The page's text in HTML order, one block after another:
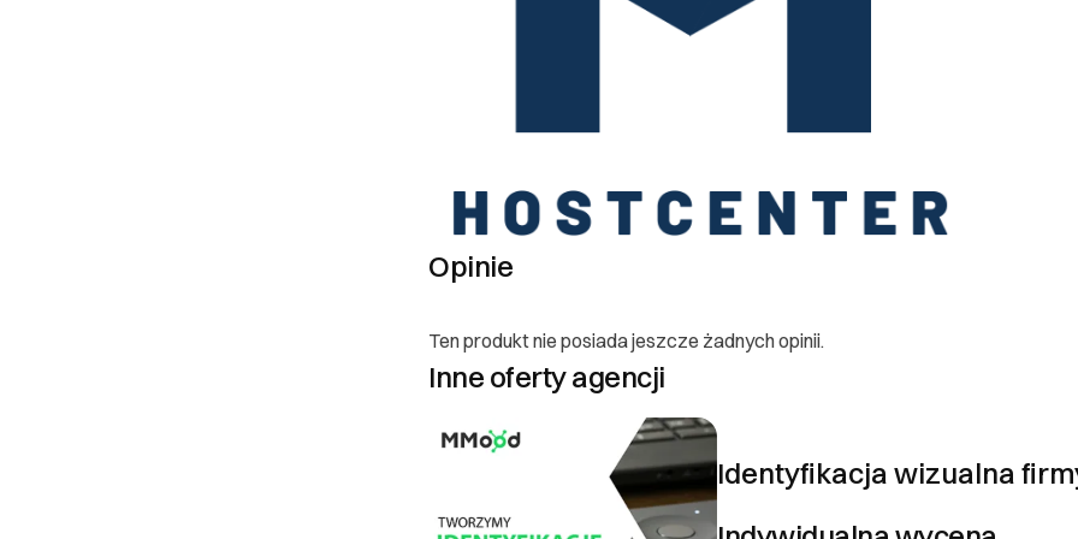
jednak, rozumiemy, że czasem może dojść do sytuacji, w której konieczne będzie
wpłacone środki zostaną zwrócone w ciągu 14 dni od daty potwierdzenia anulacji.
od stopnia zaawansowania prac. •Klient ma prawo do zgłoszenia niezgodności z
dostarczonym projekcie w ciągu 14 dni od daty dostarczenia. •W przypadku
koszty.
Nasza działalność zapewnia wysoką jakość usług, jednakże mogą wystąpić sytuacje, w
spełnia oczekiwań klienta. W takich przypadkach przysługuje Państwu prawo do
nasze usługi związane z tworzeniem stron internetowych, sklepów online oraz
udzielamy gwarancji jakości przez okres 30 dni od daty dostarczenia finalnego projektu.
zobowiązujemy się do bezpłatnego usunięcia wszelkich błędów i usterek, które wynikły
Reklamacje: •Reklamacje można zgłaszać na adres email contact@mmood.dev w ciągu
Opinie
Ten produkt nie posiada jeszcze żadnych opinii.
Inne oferty agencji
Identyfikacja wizualna